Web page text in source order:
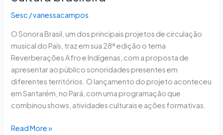
Sesc /vanessacampos
O Sonora Brasil, um dos principais projetos de circulação
musical do País, traz em sua 28ª edição o tema
Reverberações Afro e Indígenas, com a proposta de
apresentar ao público sonoridades presentes em
diferentes territórios. O lançamento do projeto aconteceu
em Santarém, no Pará, com uma programação que
combinou shows, atividades culturais e ações formativas.
Read More »